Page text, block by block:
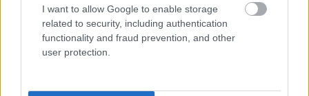
I want to allow Google to enable storage
related to security, including authentication
functionality and fraud prevention, and other
user protection.
mtothorsi 2020. július 13.
Augusztus 21. és 29. között, a tervezett és már
meghirdetett versenyprogrammal, magas művészi